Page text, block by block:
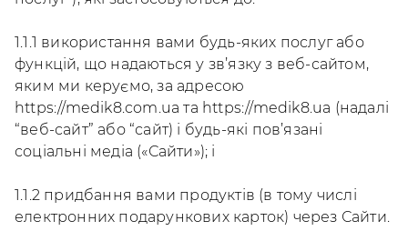
1.1.1 використання вами будь-яких послуг або
функцій, що надаються у зв’язку з веб-сайтом,
яким ми керуємо, за адресою
https://medik8.com.ua та https://medik8.ua (надалі
“веб-сайт” або “сайт) і будь-які пов’язані
соціальні медіа («Сайти»); і
1.1.2 придбання вами продуктів (в тому числі
електронних подарункових карток) через Сайти.